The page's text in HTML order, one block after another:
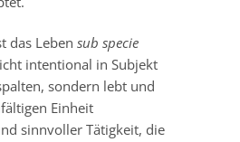
das Leben sub specie
intentional in Subjekt
sondern lebt und
Einheit
sinnvoller Tätigkeit, die